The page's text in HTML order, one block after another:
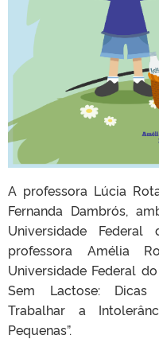
A professora Lúcia
Fernanda Dambrós,
Universidade
professora Amélia
Universidade Federal
Sem Lactose: Dicas
Trabalhar a
Pequenas”.